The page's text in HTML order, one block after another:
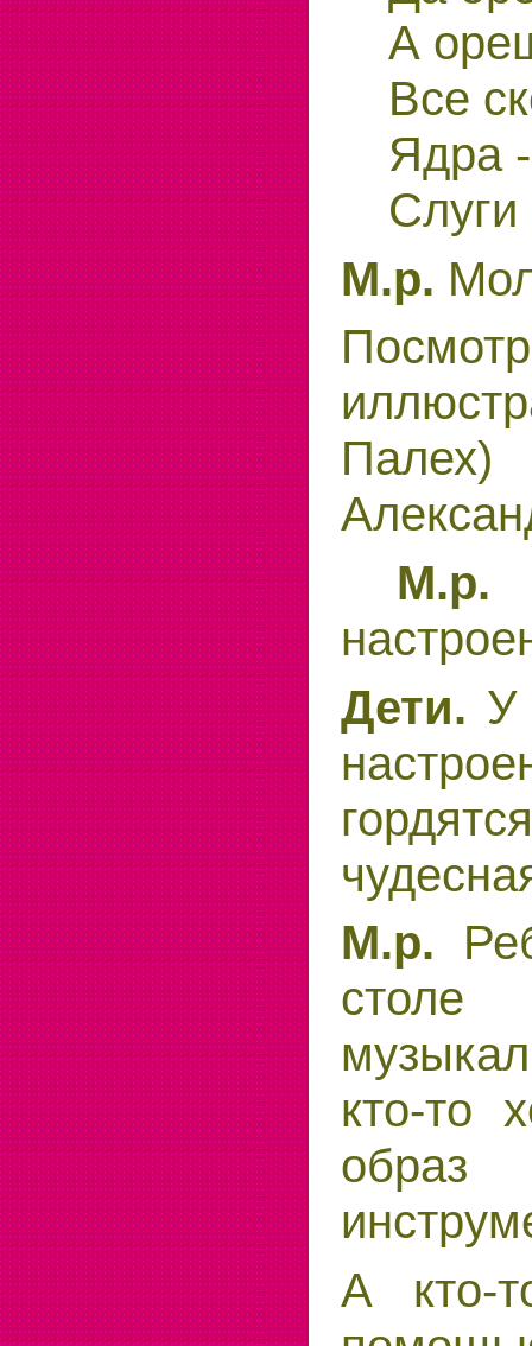
А
Все
Ядра
Слуги
М.р.
Дети. У
М.р.
столе
кто-то
образ
А кто-